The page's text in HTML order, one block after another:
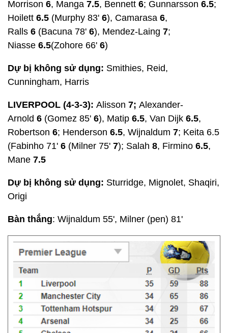
Morrison 6, Manga 7.5, Bennett 6; Gunnarsson 6.5;
Hoilett 6.5 (Murphy 83' 6), Camarasa 6,
Ralls 6 (Bacuna 78' 6), Mendez-Laing 7;
Niasse 6.5(Zohore 66' 6)
Dự bị không sử dụng: Smithies, Reid,
Cunningham, Harris
LIVERPOOL (4-3-3): Alisson 7; Alexander-
Arnold 6 (Gomez 85' 6), Matip 6.5, Van Dijk 6.5,
Robertson 6; Henderson 6.5, Wijnaldum 7; Keita 6.5
(Fabinho 71' 6 (Milner 75' 7); Salah 8, Firmino 6.5,
Mane 7.5
Dự bị không sử dụng: Sturridge, Mignolet, Shaqiri,
Origi
Bàn thắng: Wijnaldum 55', Milner (pen) 81'